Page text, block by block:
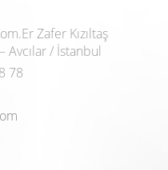
Zafer Kızıltaş
Avcılar / İstanbul
78